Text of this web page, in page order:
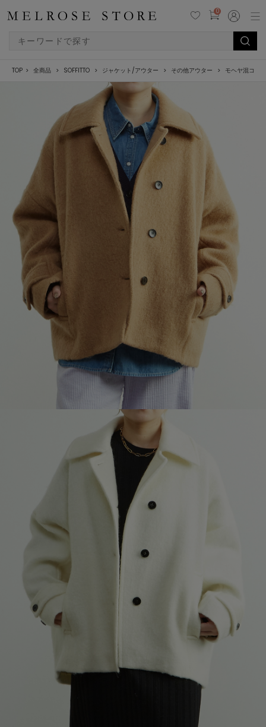
0
TOP 全商品 SOFFITTO ジャケット/アウター その他アウター モヘヤ混コク